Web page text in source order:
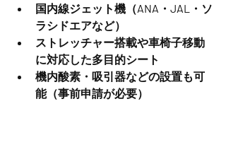
国内線ジェット機（ANA・JAL・ソ
ラシドエアなど）
ストレッチャー搭載や車椅子移動
に対応した多目的シート
機内酸素・吸引器などの設置も可
能（事前申請が必要）